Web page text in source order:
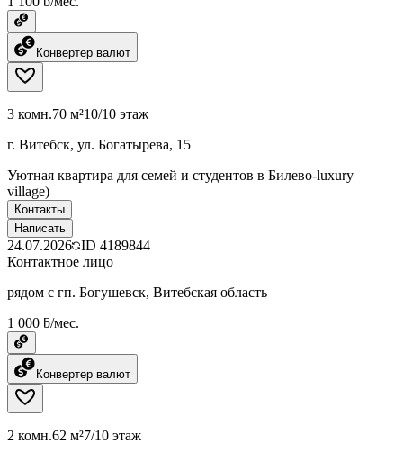
Конвертер валют
3 комн.70 м²10/10 этаж
г. Витебск, ул. Богатырева, 15
Уютная квартира для семей и студентов в Билево-luxury
village)
Контакты
Написать
24.07.2026 ID 4189844
Контактное лицо
рядом с гп. Богушевск, Витебская область
1 000 ƃ/мес.
Конвертер валют
2 комн.62 м²7/10 этаж